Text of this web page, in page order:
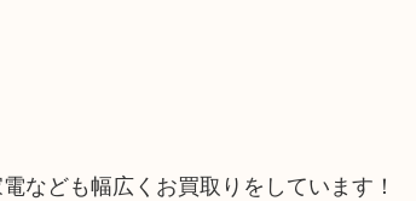
なども幅広くお買取りをしています！